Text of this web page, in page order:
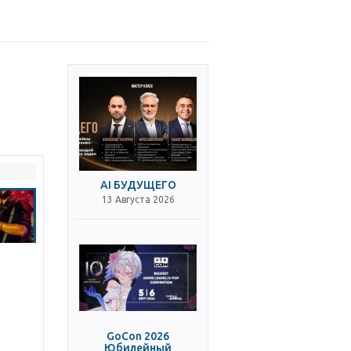
AI БУДУЩЕГО
13 Августа 2026
GoCon 2026
Юбилейный